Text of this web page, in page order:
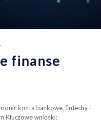
finanse
konta bankowe, fintechy i
Kluczowe wnioski: